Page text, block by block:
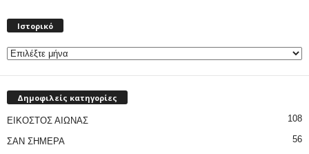
Ιστορικό
Δημοφιλείς κατηγορίες
ΕΙΚΟΣΤΟΣ ΑΙΩΝΑΣ 108
ΣΑΝ ΣΗΜΕΡΑ 56